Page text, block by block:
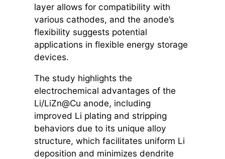
layer allows for compatibility with
various cathodes, and the anode’s
flexibility suggests potential
applications in flexible energy storage
devices.
The study highlights the
electrochemical advantages of the
Li/LiZn@Cu anode, including
improved Li plating and stripping
behaviors due to its unique alloy
structure, which facilitates uniform Li
deposition and minimizes dendrite